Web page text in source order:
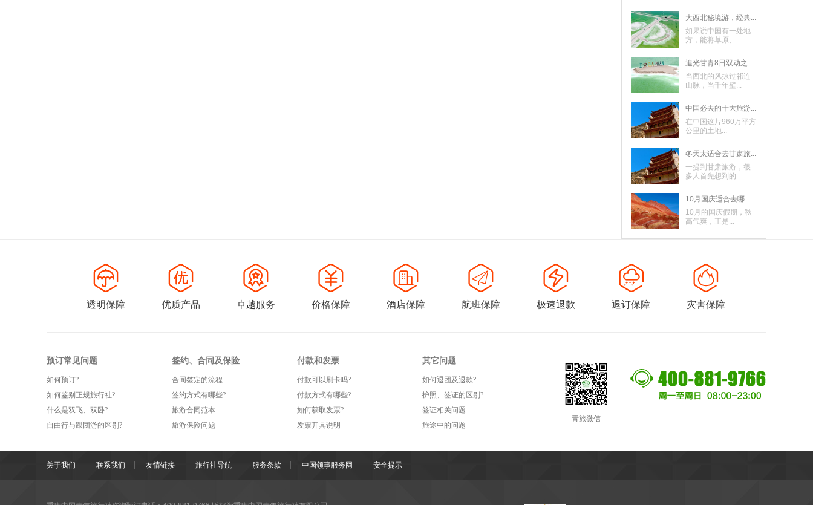
大西北秘境游，经典...
如果说中国有一处地
方，能将草原、...
追光甘青8日双动之...
当西北的风掠过祁连
山脉，当千年壁...
中国必去的十大旅游...
在中国这片960万平方
公里的土地...
冬天太适合去甘肃旅...
一提到甘肃旅游，很
多人首先想到的...
10月国庆适合去哪...
10月的国庆假期，秋
高气爽，正是...
透明保障 优质产品 卓越服务 价格保障 酒店保障 航班保障 极速退款 退订保障 灾害保障
预订常见问题
如何预订?
如何鉴别正规旅行社?
什么是双飞、双卧?
自由行与跟团游的区别?
签约、合同及保险
合同签定的流程
签约方式有哪些?
旅游合同范本
旅游保险问题
付款和发票
付款可以刷卡吗?
付款方式有哪些?
如何获取发票?
发票开具说明
其它问题
如何退团及退款?
护照、签证的区别?
签证相关问题
旅途中的问题
青旅微信
关于我们 联系我们 友情链接 旅行社导航 服务条款 中国领事服务网 安全提示